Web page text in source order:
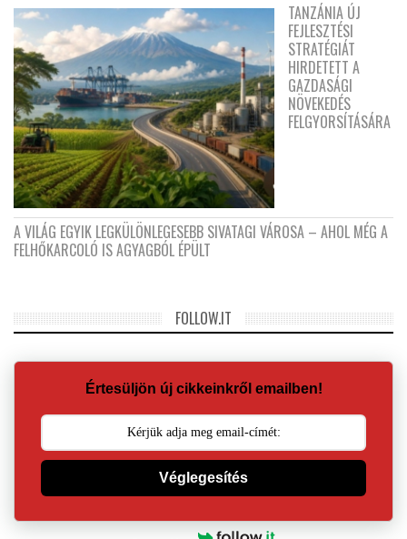
TANZÁNIA ÚJ
FEJLESZTÉSI
STRATÉGIÁT
HIRDETETT A
GAZDASÁGI
NÖVEKEDÉS
FELGYORSÍTÁSÁRA
A VILÁG EGYIK LEGKÜLÖNLEGESEBB SIVATAGI VÁROSA – AHOL MÉG A
FELHŐKARCOLÓ IS AGYAGBÓL ÉPÜLT
FOLLOW.IT
Értesüljön új cikkeinkről emailben!
Véglegesítés